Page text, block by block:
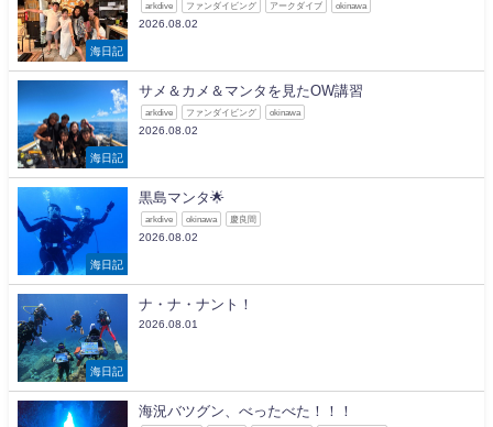
海日記
arkdive ファンダイビング アークダイブ okinawa
2026.08.02
海日記
サメ＆カメ＆マンタを見たOW講習
arkdive ファンダイビング okinawa
2026.08.02
海日記
黒島マンタ🌟
arkdive okinawa 慶良間
2026.08.02
海日記
ナ・ナ・ナント！
2026.08.01
海況バツグン、べったべた！！！